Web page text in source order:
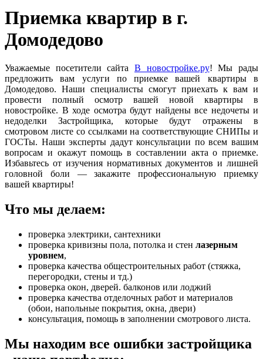
Приемка квартир в г.
Домодедово
Уважаемые посетители сайта В новостройке.ру! Мы рады
предложить вам услуги по приемке вашей квартиры в
Домодедово. Наши специалисты смогут приехать к вам и
провести полный осмотр вашей новой квартиры в
новостройке. В ходе осмотра будут найдены все недочеты и
недоделки Застройщика, которые будут отражены в
смотровом листе со ссылками на соответствующие СНИПы и
ГОСТы. Наши эксперты дадут консультации по всем вашим
вопросам и окажут помощь в составлении акта о приемке.
Избавьтесь от изучения нормативных документов и лишней
головной боли — закажите профессиональную приемку
вашей квартиры!
Что мы делаем:
проверка электрики, сантехники
проверка кривизны пола, потолка и стен лазерным
уровнем,
проверка качества общестроительных работ (стяжка,
перегородки, стены и тд.)
проверка окон, дверей. балконов или лоджий
проверка качества отделочных работ и материалов
(обои, напольные покрытия, окна, двери)
консультация, помощь в заполнении смотрового листа.
Мы находим все ошибки застройщика